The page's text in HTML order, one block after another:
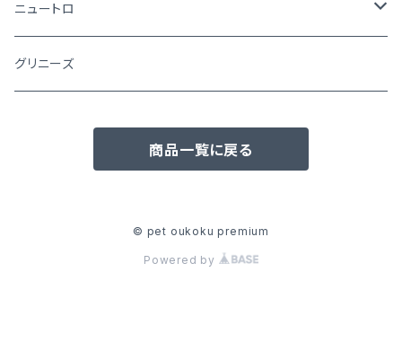
ニュートロ
シュプレモ
ワイルドレシピ
グリニーズ
商品一覧に戻る
© pet oukoku premium
Powered by